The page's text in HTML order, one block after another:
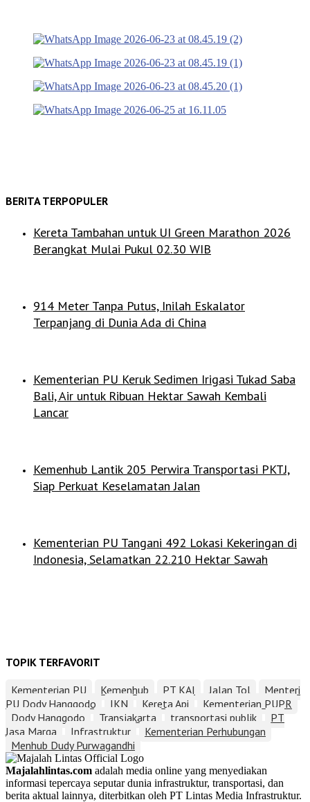
BERITA TERPOPULER
Kereta Tambahan untuk UI Green Marathon 2026
Berangkat Mulai Pukul 02.30 WIB
914 Meter Tanpa Putus, Inilah Eskalator
Terpanjang di Dunia Ada di China
Kementerian PU Keruk Sedimen Irigasi Tukad Saba
Bali, Air untuk Ribuan Hektar Sawah Kembali
Lancar
Kemenhub Lantik 205 Perwira Transportasi PKTJ,
Siap Perkuat Keselamatan Jalan
Kementerian PU Tangani 492 Lokasi Kekeringan di
Indonesia, Selamatkan 22.210 Hektar Sawah
TOPIK TERFAVORIT
Kementerian PU
Kemenhub PT KAI Jalan Tol
Menteri
PU Dody Hanggodo
IKN Kereta Api
Kementerian PUPR
Dody Hanggodo
Transjakarta transportasi publik
PT
Jasa Marga
Infrastruktur
Kementerian Perhubungan
Menhub Dudy Purwagandhi
Majalahlintas.com adalah media online yang menyediakan
informasi tepercaya seputar dunia infrastruktur, transportasi, dan
berita aktual lainnya, diterbitkan oleh PT Lintas Media Infrastruktur.